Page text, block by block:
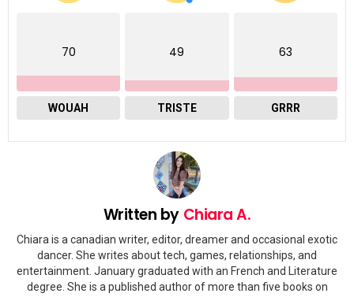
70
WOUAH
49
TRISTE
63
GRRR
Written by Chiara A.
Chiara is a canadian writer, editor, dreamer and occasional exotic
dancer. She writes about tech, games, relationships, and
entertainment. January graduated with an French and Literature
degree. She is a published author of more than five books on